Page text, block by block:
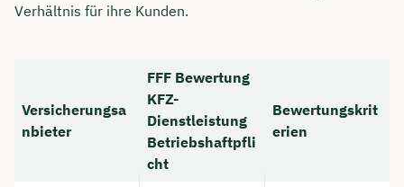
Verhältnis für ihre Kunden.
Versicherungsa
nbieter
FFF Bewertung
KFZ-
Dienstleistung
Betriebshaftpfli
cht
Bewertungskrit
erien